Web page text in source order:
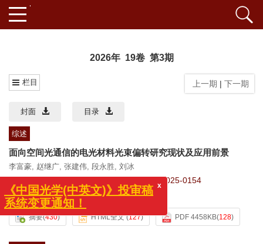
2026年 19卷 第3期
栏目 上一期 | 下一期
封面 目录
综述
面向空间光通信的电光材料光束偏转研究现状及应用前景
李富豪, 赵继广, 张建伟, 段永胜, 刘冰
10.37188/CO.2025-0154
cstr:32171.14.CO.2025-0154
摘要(430) HTML全文(127) PDF 4458KB(128)
《中国光学(中英文)》投审稿
系统变更通知！